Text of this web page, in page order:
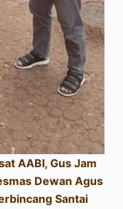
AABI, Gus Jam
Dewan Agus
Santai